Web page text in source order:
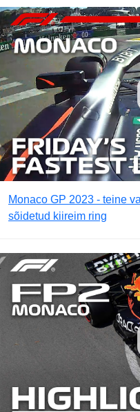
Monaco GP 2023 - teine
sõidetud kiireim ring